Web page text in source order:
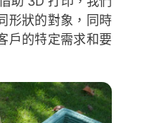
形狀的對象，同時
戶的特定需求和要